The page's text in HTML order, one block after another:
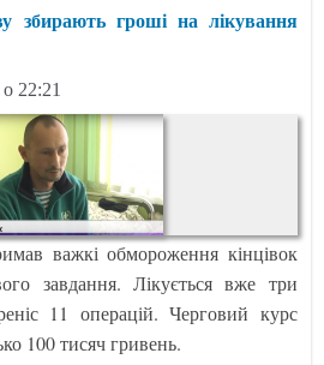
збирають гроші на лікування
22:21
важкі обмороження кінцівок
завдання. Лікується вже три
11 операцій. Черговий курс
100 тисяч гривень.